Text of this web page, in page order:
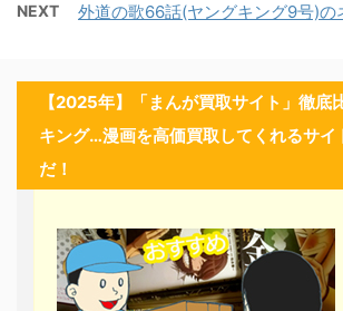
NEXT 外道の歌66話(ヤングキング9号)の
【2025年】「まんが買取サイト」徹底
キング…漫画を高価買取してくれるサイ
だ！